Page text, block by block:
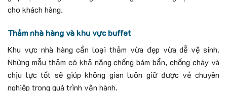
cho khách hàng.
Thảm nhà hàng và khu vực buffet
Khu vực nhà hàng cần loại thảm vừa đẹp vừa dễ vệ sinh.
Những mẫu thảm có khả năng chống bám bẩn, chống cháy và
chịu lực tốt sẽ giúp không gian luôn giữ được vẻ chuyên
nghiệp trong quá trình vận hành.